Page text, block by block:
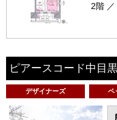
2階
ピアースコード中目
デザイナーズ ペ